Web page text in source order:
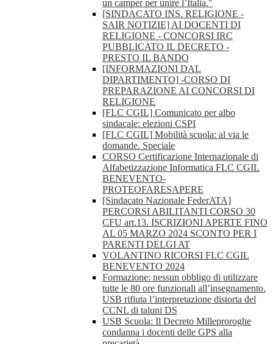
un camper per unire l’Italia."
[SINDACATO INS. RELIGIONE -
SAIR NOTIZIE] AI DOCENTI DI
RELIGIONE - CONCORSI IRC
PUBBLICATO IL DECRETO -
PRESTO IL BANDO
[INFORMAZIONI DAL
DIPARTIMENTO] -CORSO DI
PREPARAZIONE AI CONCORSI DI
RELIGIONE
[FLC CGIL] Comunicato per albo
sindacale: elezioni CSPI
[FLC CGIL] Mobilità scuola: al via le
domande. Speciale
CORSO Certificazione Internazionale di
Alfabetizzazione Informatica FLC CGIL
BENEVENTO-
PROTEOFARESAPERE
[Sindacato Nazionale FederATA]
PERCORSI ABILITANTI CORSO 30
CFU art.13. ISCRIZIONI APERTE FINO
AL 05 MARZO 2024 SCONTO PER I
PARENTI DELGI AT
VOLANTINO RICORSI FLC CGIL
BENEVENTO 2024
Formazione: nessun obbligo di utilizzare
tutte le 80 ore funzionali all’insegnamento.
USB rifiuta l’interpretazione distorta del
CCNL di taluni DS
USB Scuola: Il Decreto Milleproroghe
condanna i docenti delle GPS alla